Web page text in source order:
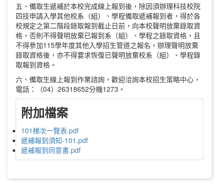
五、備取生遞補於本校完成線上報到後，除因須辦理科技校院
四技申請入學其他校系（組）、學程備取遞補報到者，得於各
校規定之第二階段錄取報到截止日前，向本校聲明放棄錄取資
格，否則不得聲明放棄已報到系（組）、學程之錄取資格，且
不得參加115學年度其他入學招生管道之報名。辦理聲明放棄
錄取資格後，亦不得要求恢復已聲明放棄校系（組）、學程錄
取報到資格。
六、備取生線上報到作業諮詢，歡迎洽詢本校招生策略中心，
電話：（04）26318652分機1273。
附加檔案
101梯次一覽表.pdf
遞補報到須知-101.pdf
遞補報到同意書.pdf